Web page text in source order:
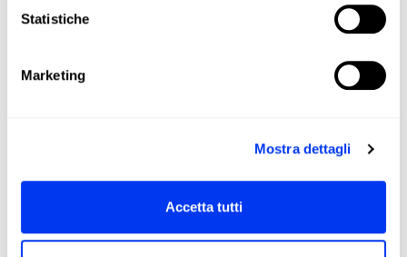
Statistiche
Marketing
Mostra dettagli
Accetta tutti
Face: Fiberglass
Structural Reinforcement
acquistato anche: